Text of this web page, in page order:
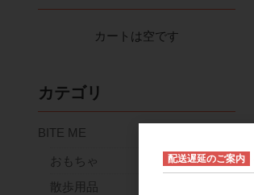
カートは空です
カテゴリ
BITE ME
おもちゃ
散歩用品
配送遅延のご案内